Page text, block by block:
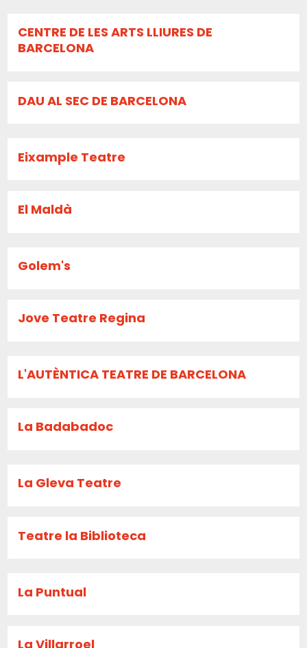
CENTRE DE LES ARTS LLIURES DE
BARCELONA
DAU AL SEC DE BARCELONA
Eixample Teatre
El Maldà
Golem's
Jove Teatre Regina
L'AUTÈNTICA TEATRE DE BARCELONA
La Badabadoc
La Gleva Teatre
Teatre la Biblioteca
La Puntual
La Villarroel